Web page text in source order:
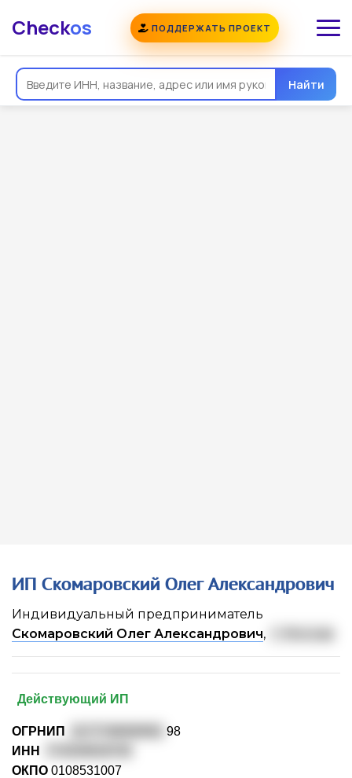
Checkos ПОДДЕРЖАТЬ ПРОЕКТ
Найти
ИП Скомаровский Олег Александрович
Индивидуальный предприниматель
Скомаровский Олег Александрович,
Действующий ИП
ОГРНИП
98
ИНН
ОКПО 0108531007